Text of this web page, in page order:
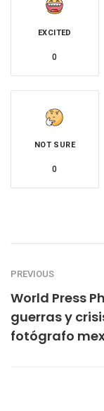
EXCITED
0
NOT SURE
0
PREVIOUS
World Press
guerras y
fotógrafo